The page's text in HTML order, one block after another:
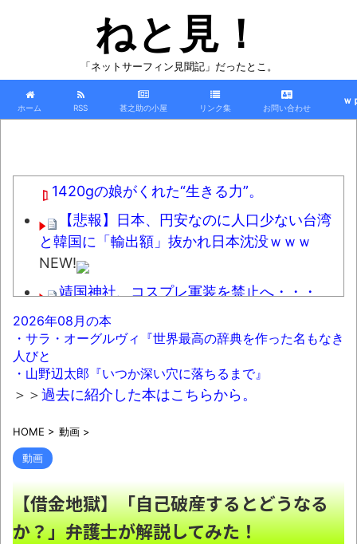
ねと見！
「ネットサーフィン見聞記」だったとこ。
ホーム RSS 甚之助の小屋 リンク集 お問い合わせ
ｗ
1420gの娘がくれた“生きる力”。
【悲報】日本、円安なのに人口少ない台湾
と韓国に「輸出額」抜かれ日本沈没ｗｗｗ
NEW!
靖国神社、コスプレ軍装を禁止へ・・・
NEW!
【悲報】バスローブ着てタバコ吸いながら
記者会見する奴ｗｗｗｗｗｗｗｗｗｗｗｗｗｗ
NEW!
表 場所時刻不明・許可なし・交通整理なし・
市が関与否定
警視庁の担当者「飯塚幸三を逮捕しなくて
いい理由を考えるために1000ページもの法解
釈書を読んだ」NEW!
2026年08月の本
・サラ・オーグルヴィ『世界最高の辞典を作った名もなき
人びと
・山野辺太郎『いつか深い穴に落ちるまで』
＞＞過去に紹介した本はこちらから。
HOME > 動画 >
動画
【借金地獄】「自己破産するとどうなる
か？」弁護士が解説してみた！